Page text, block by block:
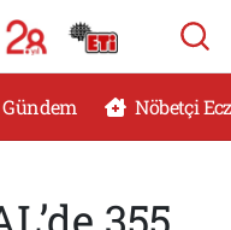
Gündem Nöbetçi